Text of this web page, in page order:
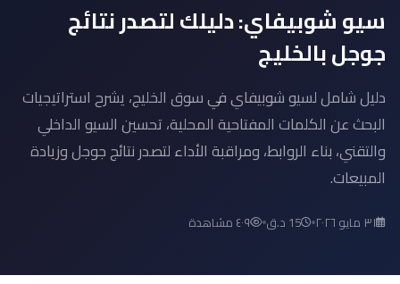
سيو شوبيفاي: دليلك لتصدر نتائج
جوجل بالخليج
دليل شامل لسيو شوبيفاي في سوق الخليج، يشرح استراتيجيات
البحث عن الكلمات المفتاحية المحلية، تحسين السيو الداخلي
والتقني، بناء الروابط، ومراقبة الأداء لتصدر نتائج جوجل وزيادة
المبيعات.
٣١ مايو ٢٠٢٦ 15 د.ق ٤٠٩ مشاهدة